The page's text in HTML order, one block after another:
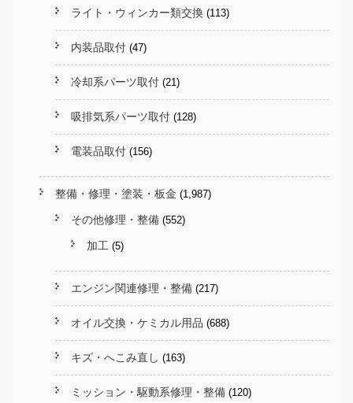
ライト・ウィンカー類交換 (113)
内装品取付 (47)
冷却系パーツ取付 (21)
吸排気系パーツ取付 (128)
電装品取付 (156)
整備・修理・塗装・板金 (1,987)
その他修理・整備 (552)
加工 (5)
エンジン関連修理・整備 (217)
オイル交換・ケミカル用品 (688)
キズ・へこみ直し (163)
ミッション・駆動系修理・整備 (120)